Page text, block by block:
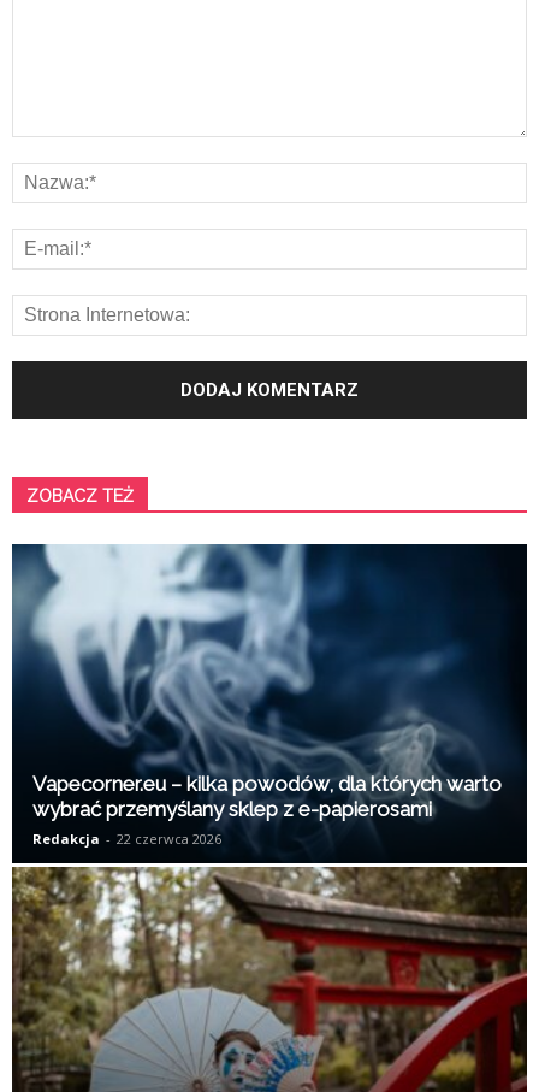
ZOBACZ TEŻ
Vapecorner.eu – kilka powodów, dla których warto
wybrać przemyślany sklep z e-papierosami
Redakcja - 22 czerwca 2026